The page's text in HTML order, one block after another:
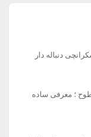
؛ معرفی ساده